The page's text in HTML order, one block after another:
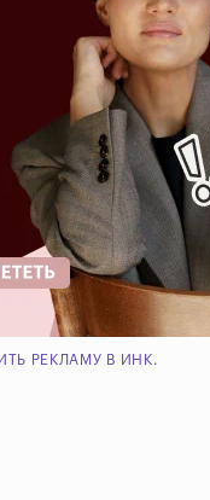
РЕКЛАМУ В ИНК.